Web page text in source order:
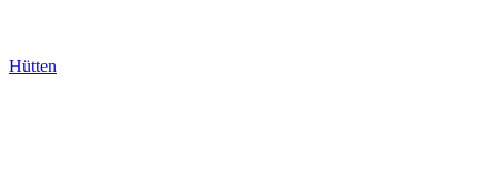
Hütten